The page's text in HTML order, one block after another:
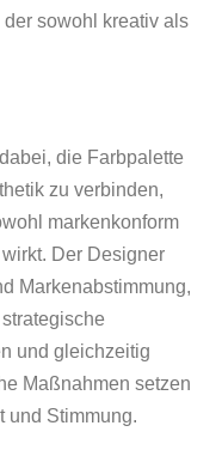
sowohl kreativ als
die Farbpalette
zu verbinden,
markenkonform
Der Designer
Markenabstimmung,
und gleichzeitig
Maßnahmen setzen
und Stimmung.